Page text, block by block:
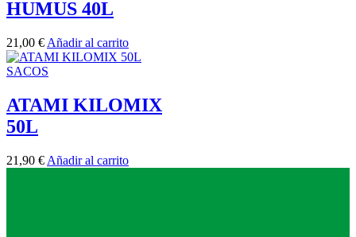
HUMUS 40L
21,00 € Añadir al carrito
SACOS
ATAMI KILOMIX
50L
21,90 € Añadir al carrito